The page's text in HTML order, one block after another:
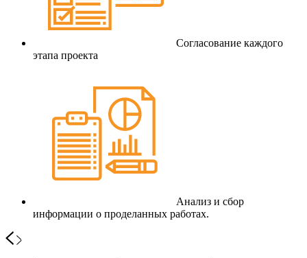
Согласование каждого
этапа проекта
Анализ и сбор
информации о проделанных работах.